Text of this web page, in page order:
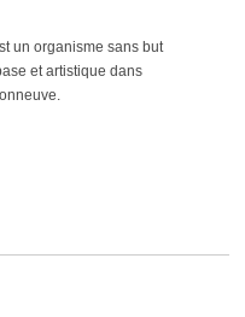
un organisme sans but
et artistique dans